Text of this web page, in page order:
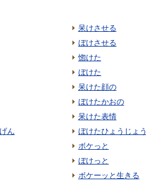
ん
呆けさせる
ぼけさせる
惚けた
ぼけた
呆けた顔の
ぼけたかおの
呆けた表情
ぼけたひょうじょう
ボケっと
ぼけっと
ボケーッと生きる